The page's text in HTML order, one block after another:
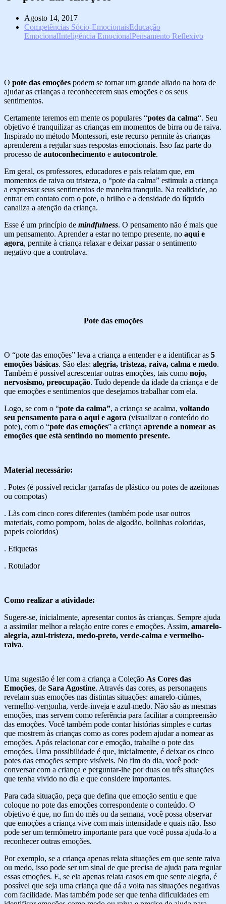
Agosto 14, 2017
Competências Sócio-EmocionaisEducação
EmocionalInteligência EmocionalPensamento Reflexivo
O pote das emoções podem se tornar um grande aliado na hora de
ajudar as crianças a reconhecerem suas emoções e os seus
sentimentos.
Certamente teremos em mente os populares “potes da calma“. Seu
objetivo é tranquilizar as crianças em momentos de birra ou de raiva.
Inspirado no método Montessori, este recurso permite às crianças
aprenderem a regular suas respostas emocionais. Isso faz parte do
processo de autoconhecimento e autocontrole.
Em geral, os professores, educadores e pais relatam que, em
momentos de raiva ou tristeza, o “pote da calma” estimula a criança
a expressar seus sentimentos de maneira tranquila. Na realidade, ao
entrar em contato com o pote, o brilho e a densidade do líquido
canaliza a atenção da criança.
Esse é um princípio de mindfulness. O pensamento não é mais que
um pensamento. Aprender a estar no tempo presente, no aqui e
agora, permite à criança relaxar e deixar passar o sentimento
negativo que a controlava.
Pote das emoções
O “pote das emoções” leva a criança a entender e a identificar as 5
emoções básicas. São elas: alegria, tristeza, raiva, calma e medo.
Também é possível acrescentar outras emoções, tais como nojo,
nervosismo, preocupação. Tudo depende da idade da criança e de
que emoções e sentimentos que desejamos trabalhar com ela.
Logo, se com o “pote da calma”, a criança se acalma, voltando
seu pensamento para o aqui e agora (visualizar o conteúdo do
pote), com o “pote das emoções” a criança aprende a nomear as
emoções que está sentindo no momento presente.
Material necessário:
. Potes (é possível reciclar garrafas de plástico ou potes de azeitonas
ou compotas)
. Lãs com cinco cores diferentes (também pode usar outros
materiais, como pompom, bolas de algodão, bolinhas coloridas,
papeis coloridos)
. Etiquetas
. Rotulador
Como realizar a atividade:
Sugere-se, inicialmente, apresentar contos às crianças. Sempre ajuda
a assimilar melhor a relação entre cores e emoções. Assim, amarelo-
alegria, azul-tristeza, medo-preto, verde-calma e vermelho-
raiva.
Uma sugestão é ler com a criança a Coleção As Cores das
Emoções, de Sara Agostine. Através das cores, as personagens
revelam suas emoções nas distintas situações: amarelo-ciúmes,
vermelho-vergonha, verde-inveja e azul-medo. Não são as mesmas
emoções, mas servem como referência para facilitar a compreensão
das emoções. Você também pode contar histórias simples e curtas
que mostrem às crianças como as cores podem ajudar a nomear as
emoções. Após relacionar cor e emoção, trabalhe o pote das
emoções. Uma possibilidade é que, inicialmente, é deixar os cinco
potes das emoções sempre visíveis. No fim do dia, você pode
conversar com a criança e perguntar-lhe por duas ou três situações
que tenha vivido no dia e que considere importantes.
Para cada situação, peça que defina que emoção sentiu e que
coloque no pote das emoções correspondente o conteúdo. O
objetivo é que, no fim do mês ou da semana, você possa observar
que emoções a criança vive com mais intensidade e quais não. Isso
pode ser um termômetro importante para que você possa ajuda-lo a
reconhecer outras emoções.
Por exemplo, se a criança apenas relata situações em que sente raiva
ou medo, isso pode ser um sinal de que precisa de ajuda para regular
essas emoções. E, se ela apenas relata casos em que sente alegria, é
possível que seja uma criança que dá a volta nas situações negativas
com facilidade. Mas também pode ser que tenha dificuldades em